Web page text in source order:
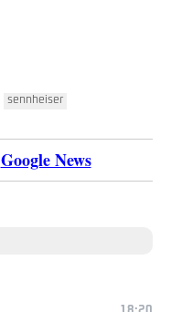
sennheiser
Google News